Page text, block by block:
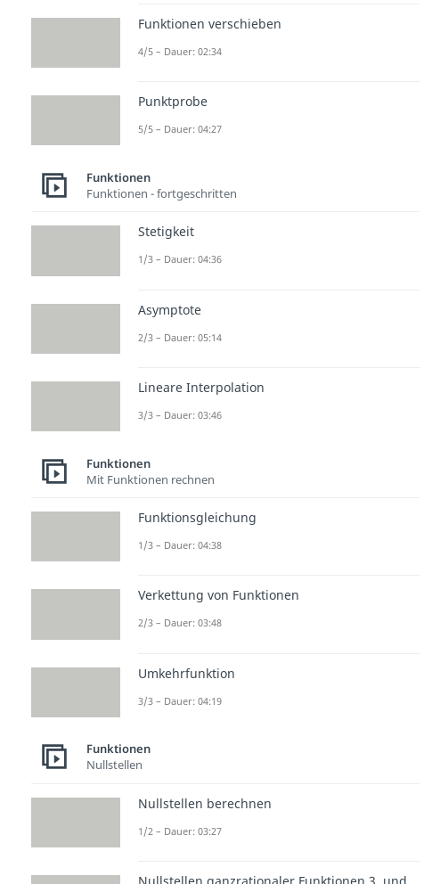
Funktionen verschieben
4/5 – Dauer: 02:34
Punktprobe
5/5 – Dauer: 04:27
Funktionen
Funktionen - fortgeschritten
Stetigkeit
1/3 – Dauer: 04:36
Asymptote
2/3 – Dauer: 05:14
Lineare Interpolation
3/3 – Dauer: 03:46
Funktionen
Mit Funktionen rechnen
Funktionsgleichung
1/3 – Dauer: 04:38
Verkettung von Funktionen
2/3 – Dauer: 03:48
Umkehrfunktion
3/3 – Dauer: 04:19
Funktionen
Nullstellen
Nullstellen berechnen
1/2 – Dauer: 03:27